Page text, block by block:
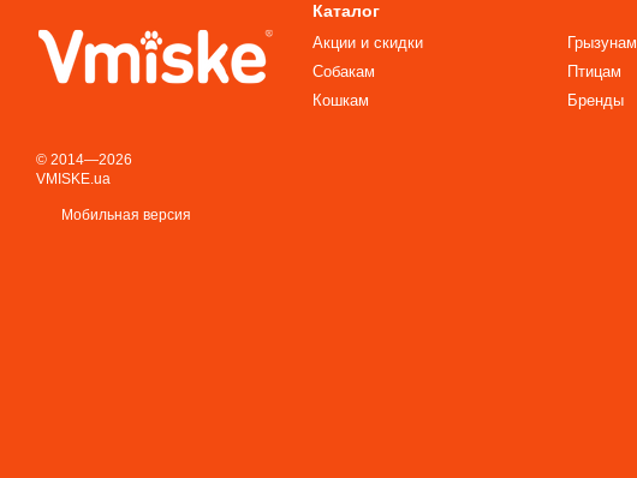
© 2014—2026
VMISKE.ua
Мобильная версия
Каталог
Акции и скидки
Собакам
Кошкам
Грызунам
Птицам
Бренды